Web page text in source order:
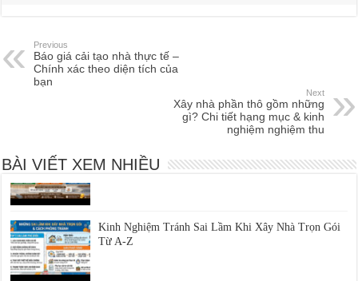
Previous
Báo giá cải tạo nhà thực tế –
Chính xác theo diện tích của
bạn
Next
Xây nhà phần thô gồm những
gì? Chi tiết hạng mục & kinh
nghiệm nghiệm thu
BÀI VIẾT XEM NHIỀU
Các Bước Thi Công Phần Thô Chuẩn Kỹ Thuật | Xây Dựng Phú Toàn
Xây Nhà Trọn Gói Ninh Thuận: Báo Giá & Quy Trình | Phú Toàn
Giá Xây Phần Thô Có Bao Gồm Móng Không? | Xây Dựng Phú Toàn
Giá Xây Phần Thô Nhà Cấp 4 Mới Nhất | Phú Toàn
Từ A-Z